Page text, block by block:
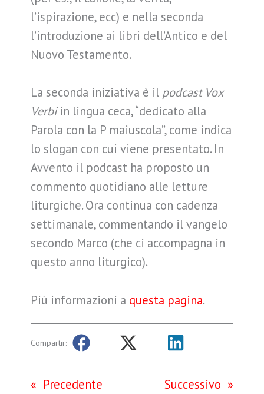
l’ispirazione, ecc) e nella seconda
l’introduzione ai libri dell’Antico e del
Nuovo Testamento.
La seconda iniziativa è il podcast Vox
Verbiin lingua ceca, “dedicato alla
Parola con la P maiuscola”, come indica
lo slogan con cui viene presentato. In
Avvento il podcast ha proposto un
commento quotidiano alle letture
liturgiche. Ora continua con cadenza
settimanale, commentando il vangelo
secondo Marco (che ci accompagna in
questo anno liturgico).
Più informazioni a questa pagina.
Compartir:
« Precedente Successivo »